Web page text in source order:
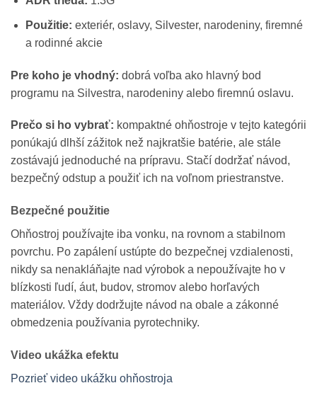
Použitie: exteriér, oslavy, Silvester, narodeniny, firemné
a rodinné akcie
Pre koho je vhodný: dobrá voľba ako hlavný bod
programu na Silvestra, narodeniny alebo firemnú oslavu.
Prečo si ho vybrať: kompaktné ohňostroje v tejto kategórii
ponúkajú dlhší zážitok než najkratšie batérie, ale stále
zostávajú jednoduché na prípravu. Stačí dodržať návod,
bezpečný odstup a použiť ich na voľnom priestranstve.
Bezpečné použitie
Ohňostroj používajte iba vonku, na rovnom a stabilnom
povrchu. Po zapálení ustúpte do bezpečnej vzdialenosti,
nikdy sa nenakláňajte nad výrobok a nepoužívajte ho v
blízkosti ľudí, áut, budov, stromov alebo horľavých
materiálov. Vždy dodržujte návod na obale a zákonné
obmedzenia používania pyrotechniky.
Video ukážka efektu
Pozrieť video ukážku ohňostroja